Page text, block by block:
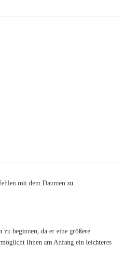
beginnen, da er eine größere
Ihnen am Anfang ein leichteres